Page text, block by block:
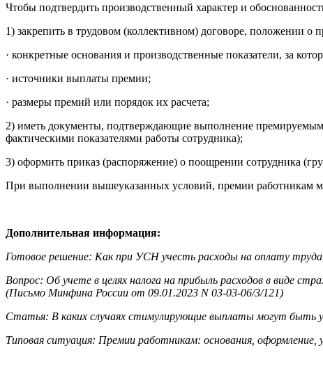
Чтобы подтвердить производственный характер и
1) закрепить в трудовом (коллективном) договоре, положении
· конкретные основания и производственные показатели, за
· источники выплаты премии;
· размеры премий или порядок их расчета;
2) иметь документы, подтверждающие выполнение премируемым
фактическими показателями работы сотрудника);
3) оформить приказ (распоряжение) о поощрении сотрудника
При выполнении вышеуказанных условий, премии работникам
Дополнительная информация:
Готовое решение: Как при УСН учесть расходы на оплату труда
Вопрос: Об учете в целях налога на прибыль расходов в виде
(Письмо Минфина России от 09.01.2023 N 03-03-06/3/121)
Статья: В каких случаях стимулирующие выплаты могут быть
Типовая ситуация: Премии работникам: основания, оформление,